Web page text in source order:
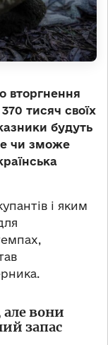
вторгнення
тисяч своїх
будуть
чи зможе
і яким
але вони
запас